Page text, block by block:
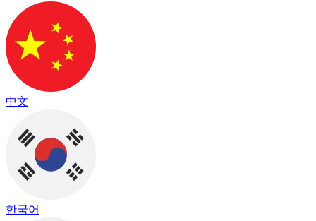
中文
한국어